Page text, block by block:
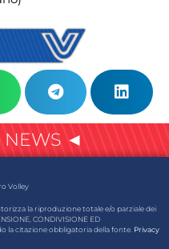
NEWS ◄
Volley
la riproduzione totale e/o parziale dei
CONDIVISIONE ED
la citazione obbligatoria della fonte. Privacy